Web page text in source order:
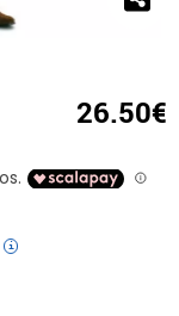
26.50€
i